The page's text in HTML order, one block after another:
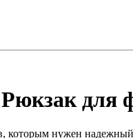
для
которым нужен